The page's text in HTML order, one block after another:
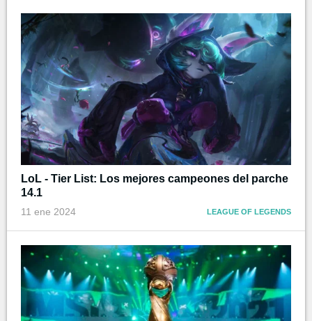
LoL - Tier List: Los mejores campeones del parche
14.1
11 ene 2024 LEAGUE OF LEGENDS